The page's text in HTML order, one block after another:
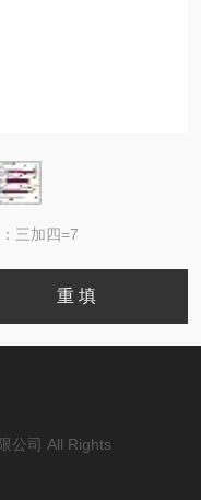
三加四=7
公司 All Rights